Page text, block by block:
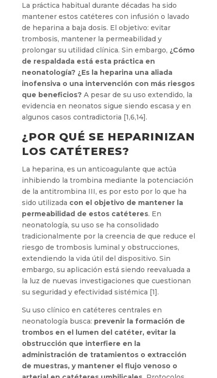
La práctica habitual durante décadas ha sido
mantener estos catéteres con infusión o lavado
de heparina a baja dosis. El objetivo: evitar
trombosis, mantener la permeabilidad y
prolongar su utilidad clínica. Sin embargo, ¿Cómo
de respaldada está esta práctica en
neonatología? ¿Es la heparina una aliada
inofensiva o una intervención con más riesgos
que beneficios? A pesar de su uso extendido, la
evidencia en neonatos sigue siendo escasa y en
algunos casos contradictoria [1,6,14].
¿POR QUÉ SE HEPARINIZAN
LOS CATÉTERES?
La heparina, es un anticoagulante que actúa
inhibiendo la trombina mediante la potenciación
de la antitrombina III, es por esto por lo que ha
sido utilizada con el objetivo de mantener la
permeabilidad de estos catéteres. En
neonatología, su uso se ha consolidado
tradicionalmente por la creencia de que reduce el
riesgo de trombosis luminal y obstrucciones,
extendiendo la vida útil del dispositivo. Sin
embargo, su aplicación está siendo reevaluada a
la luz de nuevas investigaciones que cuestionan
su seguridad y efectividad sistémica [1].
Su uso clínico en catéteres centrales en
neonatología busca: prevenir la formación de
trombos en el lumen del catéter, evitar la
obstrucción que interfiere en la
administración de tratamientos o extracción
de muestras, y mantener el flujo venoso o